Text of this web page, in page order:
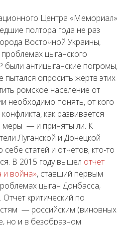
Центра «Мемориал»
полтора года не раз
Восточной Украины,
цыганского
антицыганские погромы,
пытался опросить жертв этих
ромское население от
необходимо понять, от кого
как развивается
меры — и приняты ли. К
Луганской и Донецкой
статей и отчетов, кто-то
В 2015 году вышел отчет
война», ставший первым
цыган Донбасса,
критический по
— российским (виновных
но и в безобразном